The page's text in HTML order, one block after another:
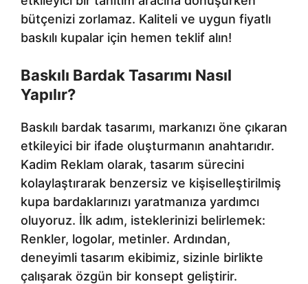
bütçenizi zorlamaz. Kaliteli ve uygun fiyatlı
baskılı kupalar için hemen teklif alın!
Baskılı Bardak Tasarımı Nasıl
Yapılır?
Baskılı bardak tasarımı, markanızı öne çıkaran
etkileyici bir ifade oluşturmanın anahtarıdır.
Kadim Reklam olarak, tasarım sürecini
kolaylaştırarak benzersiz ve kişiselleştirilmiş
kupa bardaklarınızı yaratmanıza yardımcı
oluyoruz. İlk adım, isteklerinizi belirlemek:
Renkler, logolar, metinler. Ardından,
deneyimli tasarım ekibimiz, sizinle birlikte
çalışarak özgün bir konsept geliştirir.